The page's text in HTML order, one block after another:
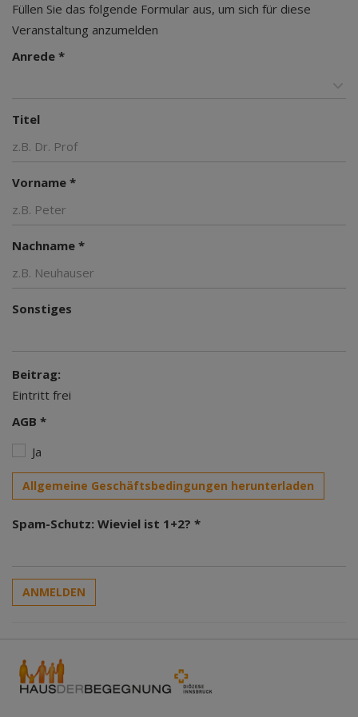
Füllen Sie das folgende Formular aus, um sich für diese
Veranstaltung anzumelden
Anrede *
Titel
Vorname *
Nachname *
Sonstiges
Beitrag:
Eintritt frei
AGB *
Ja
Allgemeine Geschäftsbedingungen herunterladen
Spam-Schutz: Wieviel ist 1+2? *
ANMELDEN